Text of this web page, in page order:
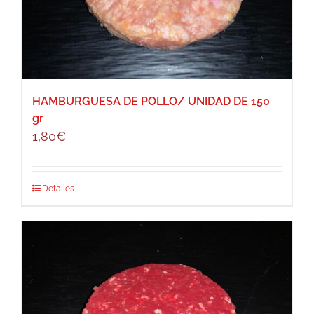
HAMBURGUESA DE POLLO/ UNIDAD DE 150
gr
1,80€
Detalles